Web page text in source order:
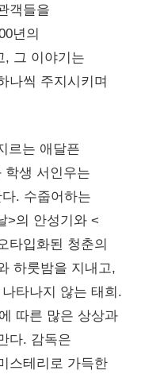
객들을
년의
, 그 이야기는
나씩 주지시키며
르는 애달픈
학생 서인우는
다. 수줍어하는
>의 안성기와 <
타입화된 청춘의
하룻밤을 지내고,
나타나지 않는 태희.
따른 많은 상상과
다. 감독은
스테리로 가득한